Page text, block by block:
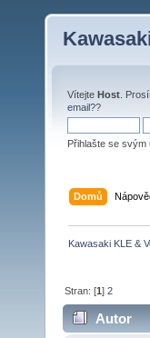
Vítejte Host .
email??
Přihlašte se svým
Domů
Kawasaki KLE &
Stran: [1]2
Autor